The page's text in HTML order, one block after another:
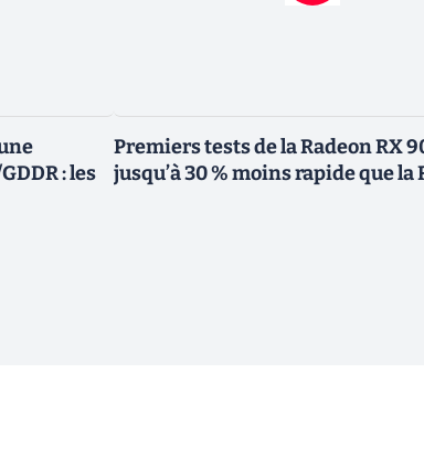
: les
Premiers tests de la Radeon RX
jusqu’à 30 % moins rapide que la